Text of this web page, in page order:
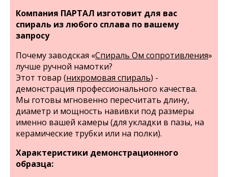
Компания ПАРТАЛ изготовит для вас
спираль из любого сплава по вашему
запросу
Почему заводская «Спираль Ом сопротивления»
лучше ручной намотки?
Этот товар (нихромовая спираль) -
демонстрация профессионального качества.
Мы готовы мгновенно пересчитать длину,
диаметр и мощность навивки под размеры
именно вашей камеры (для укладки в пазы, на
керамические трубки или на полки).
Характеристики демонстрационного
образца: